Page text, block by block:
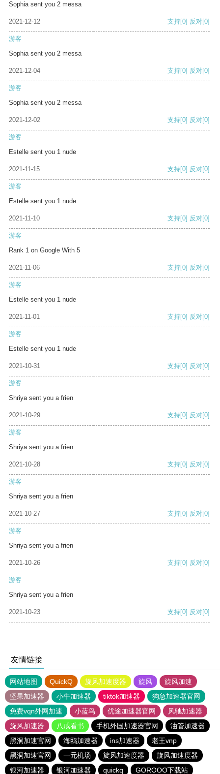
Sophia sent you 2 messa
2021-12-12 支持[0] 反对[0]
游客
Sophia sent you 2 messa
2021-12-04 支持[0] 反对[0]
游客
Sophia sent you 2 messa
2021-12-02 支持[0] 反对[0]
游客
Estelle sent you 1 nude
2021-11-15 支持[0] 反对[0]
游客
Estelle sent you 1 nude
2021-11-10 支持[0] 反对[0]
游客
Rank 1 on Google With 5
2021-11-06 支持[0] 反对[0]
游客
Estelle sent you 1 nude
2021-11-01 支持[0] 反对[0]
游客
Estelle sent you 1 nude
2021-10-31 支持[0] 反对[0]
游客
Shriya sent you a frien
2021-10-29 支持[0] 反对[0]
游客
Shriya sent you a frien
2021-10-28 支持[0] 反对[0]
游客
Shriya sent you a frien
2021-10-27 支持[0] 反对[0]
游客
Shriya sent you a frien
2021-10-26 支持[0] 反对[0]
游客
Shriya sent you a frien
2021-10-23 支持[0] 反对[0]
友情链接
网站地图 QuickQ 旋风加速度器 旋风
旋风加速
坚果加速器
小牛加速器 tiktok加速器
狗急加速器官网
免费vqn外网加速
小蓝鸟 优途加速器官网
风驰加速器
旋风加速器
八戒看书 手机外国加速器官网
油管加速器
黑洞加速官网
海鸥加速器 ins加速器
老王vnp
黑洞加速官网
一元机场 旋风加速度器
旋风加速度器
银河加速器
银河加速器 quickq GOROOO下载站